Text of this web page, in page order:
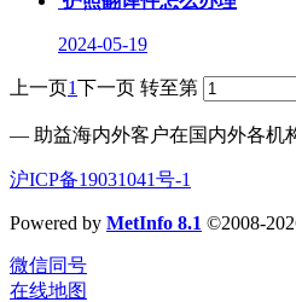
2024-05-19
上一页1下一页 转至第
— 助益海内外客户在国内外各机
沪ICP备19031041号-1
Powered by MetInfo 8.1 ©2008-
微信同号
在线地图